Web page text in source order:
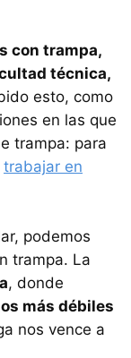
con trampa,
técnica,
esto, como
en las que
trampa: para
trabajar en
podemos
trampa. La
, donde
más débiles
nos vence a